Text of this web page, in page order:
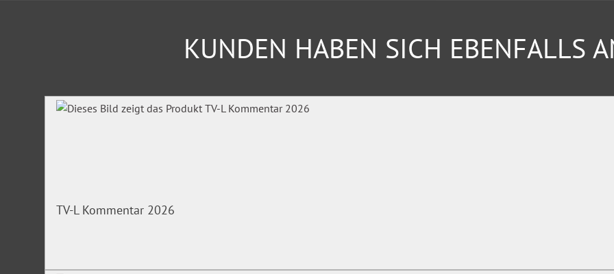
KUNDEN HABEN SICH EBENFALLS
Produktgalerie überspringen
TV-L Kommentar 2026